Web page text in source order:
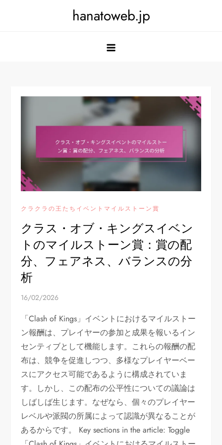
hanatoweb.jp
クラクラの王たちイベントマイルストーン賞
クラス・オブ・キングスイベン
トのマイルストーン賞：賞の配
分、フェアネス、バランスの分
析
16/02/2026
「Clash of Kings」イベントにおけるマイルストー
ン報酬は、プレイヤーの参加と成果を報いるイン
センティブとして機能します。これらの報酬の配
布は、競争を促進しつつ、多様なプレイヤーベー
スにアクセス可能であるように構成されていま
す。しかし、この配布の公平性についての議論は
しばしば生じます。なぜなら、個々のプレイヤー
レベルや派閥の所属によって認識が異なることが
あるからです。 Key sections in the article: Toggle